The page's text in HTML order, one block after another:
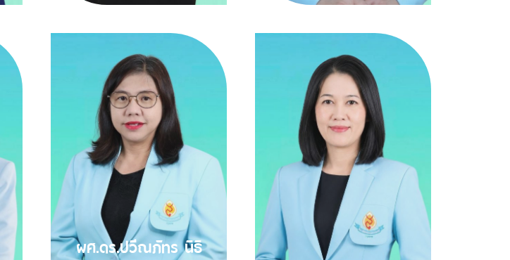
ผศ.ดร.ปวีณภัทร นิธิ